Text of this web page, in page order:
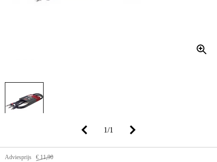
1/1
Adviesprijs € 11,90